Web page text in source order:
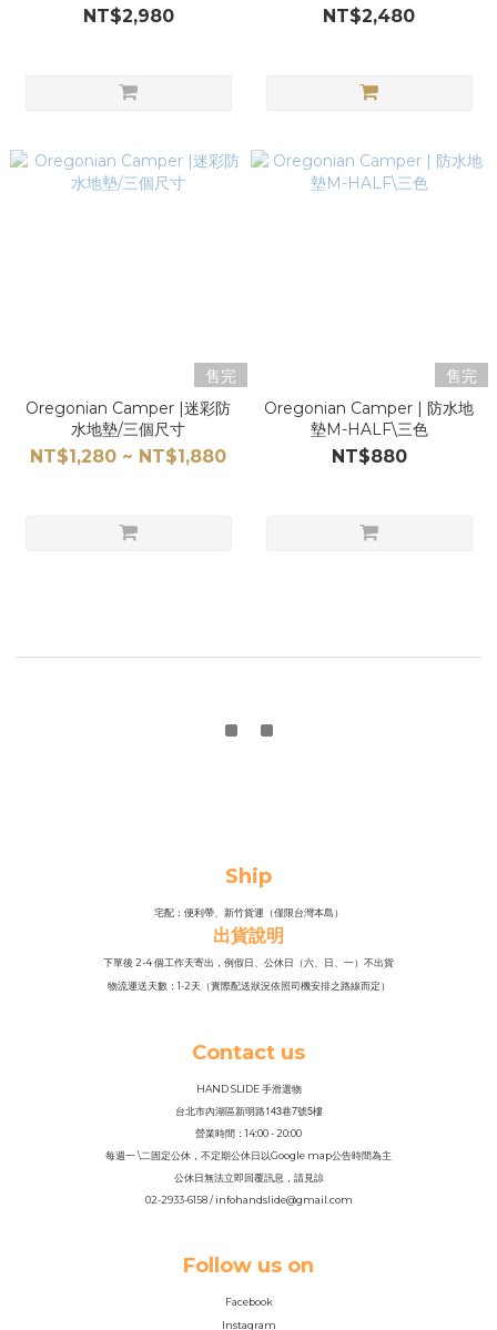
NT$2,980 NT$2,480
售完
Oregonian Camper |迷彩防
水地墊/三個尺寸
NT$1,280 ~ NT$1,880
售完
Oregonian Camper | 防水地
墊M-HALF\三色
NT$880
Ship
宅配：便利帶、新竹貨運（僅限台灣本島）
出貨說明
下單後 2-4 個工作天寄出，例假日、公休日（六、日、一）不出貨
物流運送天數：1-2天（實際配送狀況依照司機安排之路線而定）
Contact us
HAND SLIDE 手滑選物
台北市內湖區新明路143巷7號5樓
營業時間：14:00 - 20:00
每週一 \二固定公休，不定期公休日以Google map公告時間為主
公休日無法立即回覆訊息，請見諒
02-2933-6158 / infohandslide@gmail.com
Follow us on
Facebook
Instagram